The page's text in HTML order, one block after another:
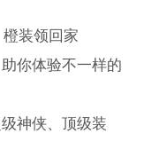
装领回家
你体验不一样的
神侠、顶级装